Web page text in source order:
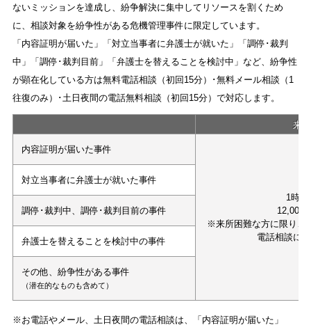
ないミッションを達成し、紛争解決に集中してリソースを割くため
に、相談対象を紛争性がある危機管理事件に限定しています。
「内容証明が届いた」「対立当事者に弁護士が就いた」「調停･裁判
中」「調停･裁判目前」「弁護士を替えることを検討中」など、紛争性
が顕在化している方は無料電話相談（初回15分）･無料メール相談（1
往復のみ）･土日夜間の電話無料相談（初回15分）で対応します。
来所
内容証明が届いた事件
1時間
12,000
※来所困難な方に限り、
電話相談に
対立当事者に弁護士が就いた事件
調停･裁判中、調停･裁判目前の事件
弁護士を替えることを検討中の事件
その他、紛争性がある事件
（潜在的なものも含めて）
※お電話やメール、土日夜間の電話相談は、「内容証明が届いた」